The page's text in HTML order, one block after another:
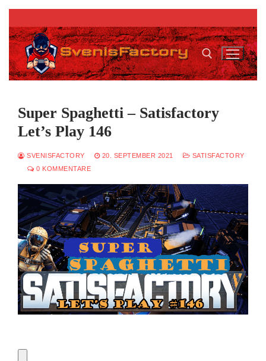
Zum
Inhalt
springen
Super Spaghetti – Satisfactory
Let’s Play 146
SVENISFACTORY 20. SEPTEMBER 2021
SATISFACTORY
0 KOMMENTARE